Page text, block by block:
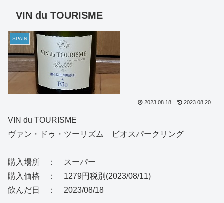
VIN du TOURISME
SPAIN
2023.08.18 2023.08.20
VIN du TOURISME
ヴァン・ドゥ・ツーリズム ビオスパークリング
購入場所 ： スーパー
購入価格 ： 1279円税別(2023/08/11)
飲んだ日 ： 2023/08/18